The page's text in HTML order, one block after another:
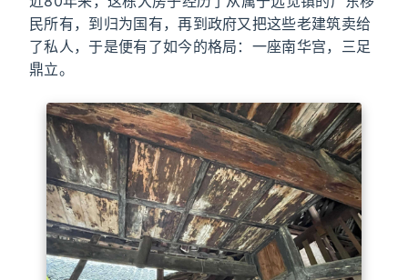
民所有，到归为国有，再到政府又把这些老建筑卖给
了私人，于是便有了如今的格局：一座南华宫，三足
鼎立。